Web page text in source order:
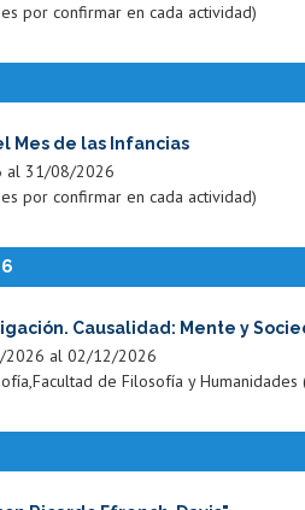
por confirmar en cada actividad)
Mes de las Infancias
al 31/08/2026
por confirmar en cada actividad)
Causalidad: Mente y
2026 al 02/12/2026
de Filosofía y